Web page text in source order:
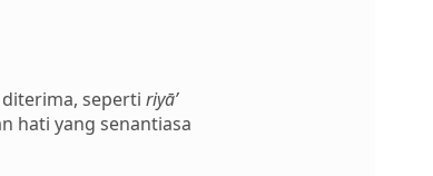
seperti riyā’
hati yang senantiasa